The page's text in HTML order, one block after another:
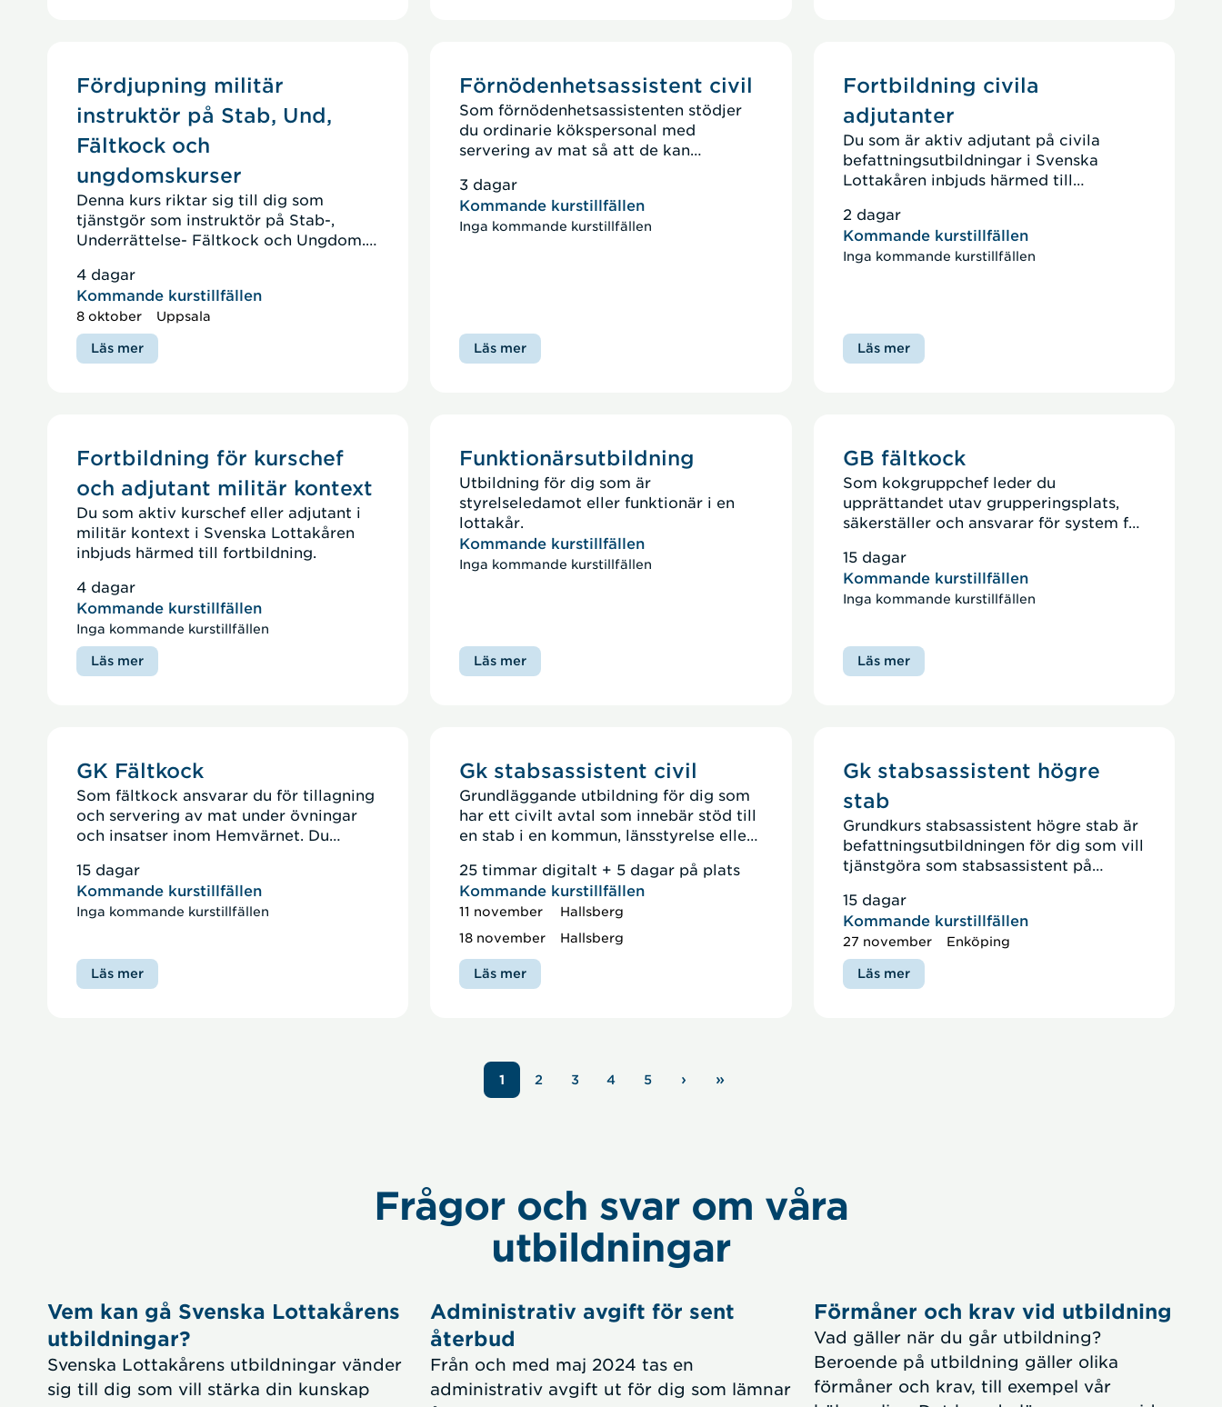
Fördjupning militär
instruktör på Stab, Und,
Fältkock och
ungdomskurser
Denna kurs riktar sig till dig som
tjänstgör som instruktör på Stab-,
Underrättelse- Fältkock och Ungdom.
utveckla dig som instruktör.
4 dagar
Kommande kurstillfällen
8 oktober Uppsala
Läs mer
Förnödenhetsassistent civil
Som förnödenhetsassistenten stödjer
du ordinarie kökspersonal med
servering av mat så att de kan
maten. Du är också beredd att stödja
staben med enklare uppgifter som
behöver lösas. I rollen som
3 dagar
Kommande kurstillfällen
Inga kommande kurstillfällen
Läs mer
Fortbildning civila
adjutanter
Du som är aktiv adjutant på civila
befattningsutbildningar i Svenska
Lottakåren inbjuds härmed till
2 dagar
Kommande kurstillfällen
Inga kommande kurstillfällen
Läs mer
Fortbildning för kurschef
och adjutant militär kontext
Du som aktiv kurschef eller adjutant i
militär kontext i Svenska Lottakåren
inbjuds härmed till fortbildning.
4 dagar
Kommande kurstillfällen
Inga kommande kurstillfällen
Läs mer
Funktionärsutbildning
Utbildning för dig som är
styrelseledamot eller funktionär i en
lottakår.
Kommande kurstillfällen
Inga kommande kurstillfällen
Läs mer
GB fältkock
Som kokgruppchef leder du
upprättandet utav grupperingsplats,
säkerställer och ansvarar för system för
säkerställer beställningar och leder
arbetet i kokgrupp.
15 dagar
Kommande kurstillfällen
Inga kommande kurstillfällen
Läs mer
GK Fältkock
Som fältkock ansvarar du för tillagning
och servering av mat under övningar
och insatser inom Hemvärnet. Du
förbandet får den förplägnad som
behövs för att kunna lösa sina
uppgifter. Under utbildningen får du de
för att kunna tjänstgöra som fältkock i
Hemvärnet.
15 dagar
Kommande kurstillfällen
Inga kommande kurstillfällen
Läs mer
Gk stabsassistent civil
Grundläggande utbildning för dig som
har ett civilt avtal som innebär stöd till
en stab i en kommun, länsstyrelse eller
bygga på med stabskunskap.
25 timmar digitalt + 5 dagar på plats
Kommande kurstillfällen
11 november
Hallsberg
18 november
Hallsberg
Läs mer
Gk stabsassistent högre
stab
Grundkurs stabsassistent högre stab är
befattningsutbildningen för dig som vill
tjänstgöra som stabsassistent på
Flygvapnet eller i en militärregionstab.
15 dagar
Kommande kurstillfällen
27 november Enköping
Läs mer
1 Sida
2 Sida
3 Sida
4 Sida
5
Nästa
›
Sista
»
Frågor och svar om våra
utbildningar
Vem kan gå Svenska Lottakårens
utbildningar?
Svenska Lottakårens utbildningar vänder
sig till dig som vill stärka din kunskap
Administrativ avgift för sent
återbud
Från och med maj 2024 tas en
administrativ avgift ut för dig som lämnar
Förmåner och krav vid utbildning
Vad gäller när du går utbildning?
Beroende på utbildning gäller olika
förmåner och krav, till exempel vår